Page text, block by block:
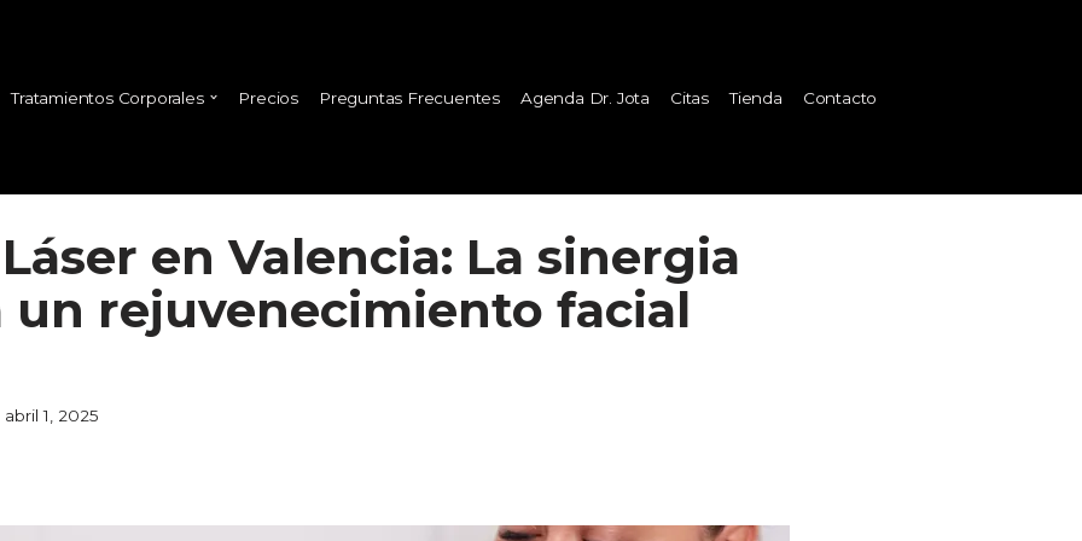
Tratamientos Corporales Precios Preguntas Frecuentes Agenda Dr. Jota Citas Tienda Contacto
en Valencia: La sinergia
un rejuvenecimiento facial
abril 1, 2025